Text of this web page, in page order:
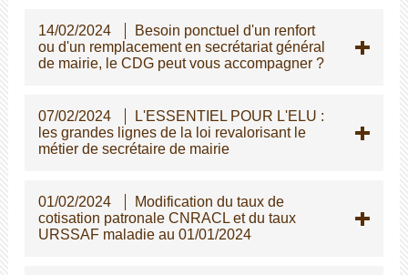
14/02/2024
Besoin ponctuel d'un renfort
ou d'un remplacement en secrétariat général
de mairie, le CDG peut vous accompagner ?
07/02/2024
L'ESSENTIEL POUR L'ELU :
les grandes lignes de la loi revalorisant le
métier de secrétaire de mairie
01/02/2024
Modification du taux de
cotisation patronale CNRACL et du taux
URSSAF maladie au 01/01/2024